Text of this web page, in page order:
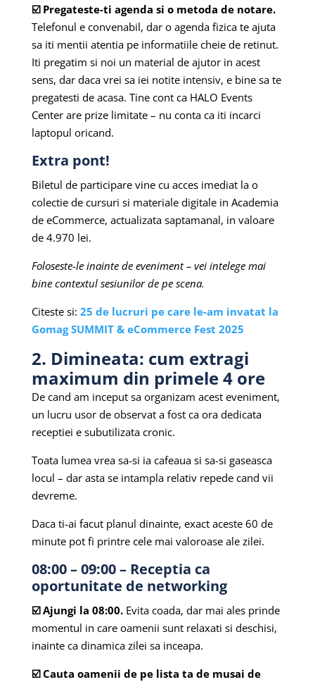
☑️ Pregateste-ti agenda si o metoda de notare.
Telefonul e convenabil, dar o agenda fizica te ajuta
sa iti mentii atentia pe informatiile cheie de retinut.
Iti pregatim si noi un material de ajutor in acest
sens, dar daca vrei sa iei notite intensiv, e bine sa te
pregatesti de acasa. Tine cont ca HALO Events
Center are prize limitate – nu conta ca iti incarci
laptopul oricand.
Extra pont!
Biletul de participare vine cu acces imediat la o
colectie de cursuri si materiale digitale in Academia
de eCommerce, actualizata saptamanal, in valoare
de 4.970 lei.
Foloseste-le inainte de eveniment – vei intelege mai
bine contextul sesiunilor de pe scena.
Citeste si: 25 de lucruri pe care le-am invatat la
Gomag SUMMIT & eCommerce Fest 2025
2. Dimineata: cum extragi
maximum din primele 4 ore
De cand am inceput sa organizam acest eveniment,
un lucru usor de observat a fost ca ora dedicata
receptiei e subutilizata cronic.
Toata lumea vrea sa-si ia cafeaua si sa-si gaseasca
locul – dar asta se intampla relativ repede cand vii
devreme.
Daca ti-ai facut planul dinainte, exact aceste 60 de
minute pot fi printre cele mai valoroase ale zilei.
08:00 – 09:00 – Receptia ca
oportunitate de networking
☑️ Ajungi la 08:00. Evita coada, dar mai ales prinde
momentul in care oamenii sunt relaxati si deschisi,
inainte ca dinamica zilei sa inceapa.
☑️ Cauta oamenii de pe lista ta de musai de